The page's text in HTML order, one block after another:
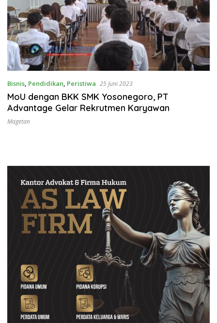
Bisnis, Pendidikan, Peristiwa 25 Juni 2023
MoU dengan BKK SMK Yosonegoro, PT
Advantage Gelar Rekrutmen Karyawan
Magetan